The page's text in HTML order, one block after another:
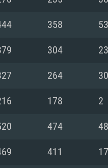
358 53
304
264
178 2
474 48
411 17